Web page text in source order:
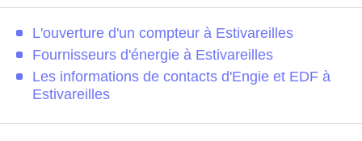
L'ouverture d'un compteur à Estivareilles
Fournisseurs d'énergie à Estivareilles
Les informations de contacts d'Engie et EDF à
Estivareilles